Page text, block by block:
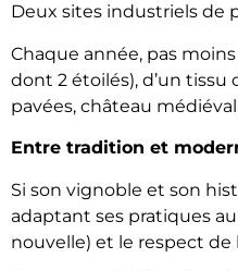
Deux sites industriels de
Chaque année, pas
dont 2 étoilés), d’un
pavées, château
Entre tradition et
Si son vignoble et son
adaptant ses pratiques
nouvelle) et le respect de